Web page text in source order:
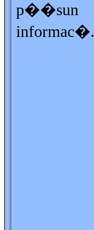
p��sun
informac�.